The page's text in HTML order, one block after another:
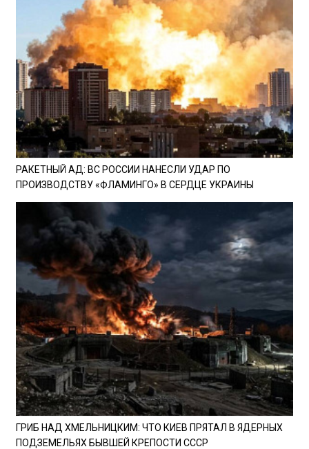
РАКЕТНЫЙ АД: ВС РОССИИ НАНЕСЛИ УДАР ПО
ПРОИЗВОДСТВУ «ФЛАМИНГО» В СЕРДЦЕ УКРАИНЫ
ГРИБ НАД ХМЕЛЬНИЦКИМ: ЧТО КИЕВ ПРЯТАЛ В ЯДЕРНЫХ
ПОДЗЕМЕЛЬЯХ БЫВШЕЙ КРЕПОСТИ СССР